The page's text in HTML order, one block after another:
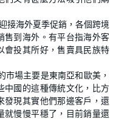
接海外夏季促銷，各個跨境
售到海外。有平台指海外客
會投其所好，售賣具民族特
場主要是東南亞和歐美，
中國的這種傳統文化，比方
發現其實他們那邊客戶，還
就慢慢平穩了，目前銷量還